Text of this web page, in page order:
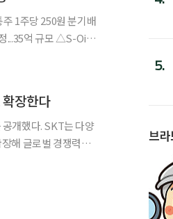
장한다
공개했다. SKT는 다양
해 글로벌 경쟁력을
5.
브